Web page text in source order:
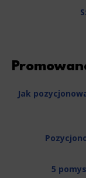
statistics about users.
Scope responsible for
party files that, in
Jak
5